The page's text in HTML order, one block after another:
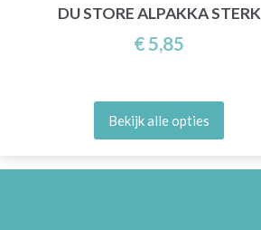
DU STORE ALPAKKA STERK
€ 5,85
Bekijk alle opties